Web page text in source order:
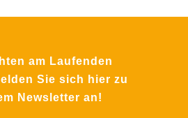
am Laufenden
Sie sich hier zu
Newsletter an!